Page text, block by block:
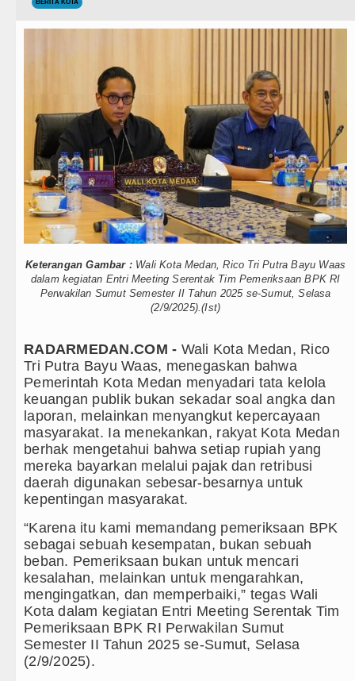
+ Lainnya
Video
Kesehatan
Kuliner
Siraman Rohani
Sebagai Gay Salah Kaprah dan Ngawur
Persahabatan di Dublin 5 Agustus 2026
Laga Persahabatan di Hong Kong
Sumut Hadiri Revitalisasi TK Kemala Bhayangkari
di Binjai
Integritas dan Inovasi Pelayanan Publik
Hanya Ada di Alam Pikiran
Sebut TNI Terus Rampungkan Jembatan
Tak Toleransi Penyalahgunaan Wewenang
Sebagai Gay Salah Kaprah dan Ngawur
Persahabatan di Dublin 5 Agustus 2026
Laga Persahabatan di Hong Kong
Sumut Hadiri Revitalisasi TK Kemala Bhayangkari
Integritas dan Inovasi Pelayanan Publik
Hanya Ada di Alam Pikiran
Sebut TNI Terus Rampungkan Jembatan
di Indonesia
BERITA KOTA
Keterangan Gambar :Wali Kota Medan, Rico Tri Putra Bayu Waas
dalam kegiatan Entri Meeting Serentak Tim Pemeriksaan BPK RI
Perwakilan Sumut Semester II Tahun 2025 se-Sumut, Selasa
(2/9/2025).(Ist)
RADARMEDAN.COM - Wali Kota Medan, Rico
Tri Putra Bayu Waas, menegaskan bahwa
Pemerintah Kota Medan menyadari tata kelola
keuangan publik bukan sekadar soal angka dan
laporan, melainkan menyangkut kepercayaan
masyarakat. Ia menekankan, rakyat Kota Medan
berhak mengetahui bahwa setiap rupiah yang
mereka bayarkan melalui pajak dan retribusi
daerah digunakan sebesar-besarnya untuk
kepentingan masyarakat.
“Karena itu kami memandang pemeriksaan BPK
sebagai sebuah kesempatan, bukan sebuah
beban. Pemeriksaan bukan untuk mencari
kesalahan, melainkan untuk mengarahkan,
mengingatkan, dan memperbaiki,” tegas Wali
Kota dalam kegiatan Entri Meeting Serentak Tim
Pemeriksaan BPK RI Perwakilan Sumut
Semester II Tahun 2025 se-Sumut, Selasa
(2/9/2025).